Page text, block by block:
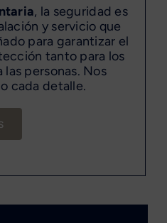
, la seguridad es
y servicio que
para garantizar el
tanto para los
personas. Nos
cada detalle.